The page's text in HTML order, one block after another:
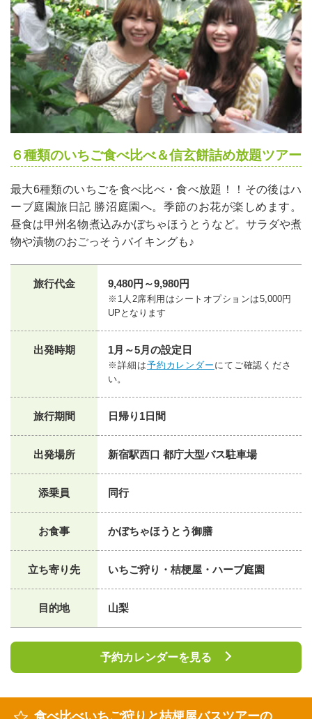
６種類のいちご食べ比べ＆信玄餅詰め放題ツアー
最大6種類のいちごを食べ比べ・食べ放題！！その後はハ
ーブ庭園旅日記 勝沼庭園へ。季節のお花が楽しめます。
昼食は甲州名物煮込みかぼちゃほうとうなど。サラダや煮
物や漬物のおごっそうバイキングも♪
旅行代金 9,480円～9,980円
※1人2席利用はシートオプションは5,000円
UPとなります
出発時期 1月～5月の設定日
※詳細は予約カレンダー にてご確認くださ
い。
旅行期間 日帰り1日間
出発場所 新宿駅西口 都庁大型バス駐車場
添乗員 同行
お食事 かぼちゃほうとう御膳
立ち寄り先 いちご狩り・桔梗屋・ハーブ庭園
目的地 山梨
予約カレンダーを見る